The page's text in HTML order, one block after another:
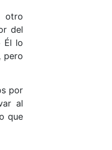
otro
del
Él lo
pero
por
al
que